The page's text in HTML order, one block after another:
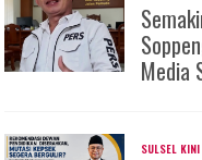
Media
SULSEL KINI